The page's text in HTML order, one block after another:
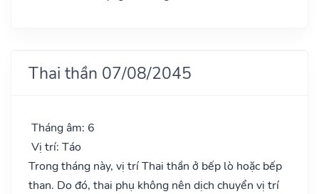
Thai thần 07/08/2045
Tháng âm: 6
Vị trí: Táo
Trong tháng này, vị trí Thai thần ở bếp lò hoặc bếp
than. Do đó, thai phụ không nên dịch chuyển vị trí